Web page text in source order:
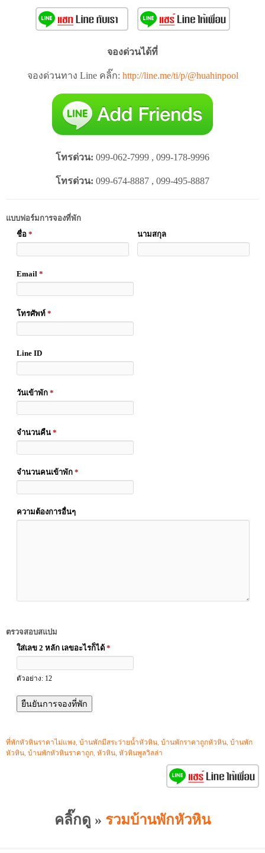
จองด่วนได้ที่
จองด่วนทาง Line คลิ๊ก: http://line.me/ti/p/@huahinpool
โทรด่วน: 099-062-7999 , 099-178-9996
โทรด่วน: 099-674-8887 , 099-495-8887
แบบฟอร์มการจองที่พัก
ชื่อ * นามสกุล
Email *
โทรศัพท์ *
Line ID
วันเข้าพัก *
จำนวนคืน *
จำนวนคนเข้าพัก *
ความต้องการอื่นๆ
ตรวจสอบสแปม
ใส่เลข 2 หลัก เลขอะไรก็ได้ *
ตัวอย่าง: 12
ที่พักหัวหินราคาไม่แพง, บ้านพักมีสระว่ายน้ำหัวหิน, บ้านพักราคาถูกหัวหิน, บ้านพัก
หัวหิน, บ้านพักหัวหินราคาถูก, หัวหิน, หัวหินพูลวิลล่า
คลิ๊กดู » รวมบ้านพักหัวหิน